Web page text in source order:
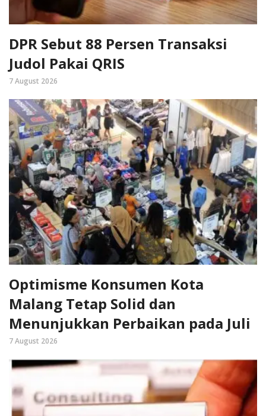
DPR Sebut 88 Persen Transaksi
Judol Pakai QRIS
7 August 2026
Optimisme Konsumen Kota
Malang Tetap Solid dan
Menunjukkan Perbaikan pada Juli
7 August 2026